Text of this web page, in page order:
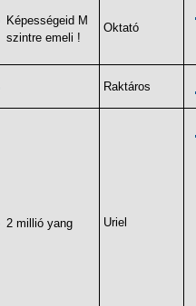
Képességeid M
szintre emeli !
Oktató
Raktáros
2 millió yang Uriel